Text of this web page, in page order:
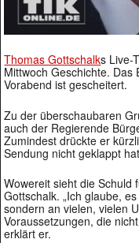
Thomas Gottschalks Live-
Mittwoch Geschichte. Das
Vorabend ist gescheitert.
Zu der überschaubaren
auch der Regierende
Zumindest drückte er
Sendung nicht geklappt
Wowereit sieht die Schuld
Gottschalk. „Ich glaube,
sondern an vielen, vielen
Voraussetzungen, die
erklärt er.